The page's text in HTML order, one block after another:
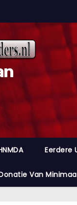
Eerdere
Van